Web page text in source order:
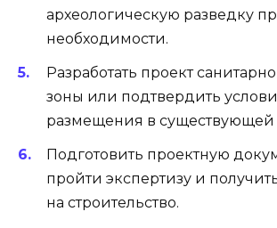
археологическую разведку
необходимости.
Разработать проект
зоны или подтвердить
размещения в существующей
Подготовить проектную
пройти экспертизу и
на строительство.